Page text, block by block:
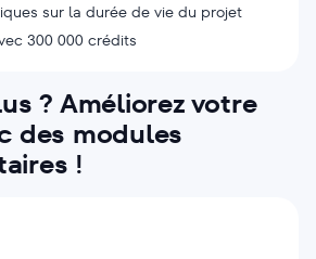
sur la durée de vie du projet
300 000 crédits
? Améliorez votre
des modules
!